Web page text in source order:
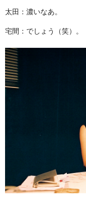
太田：濃いなあ。
宅間：でしょう（笑）。